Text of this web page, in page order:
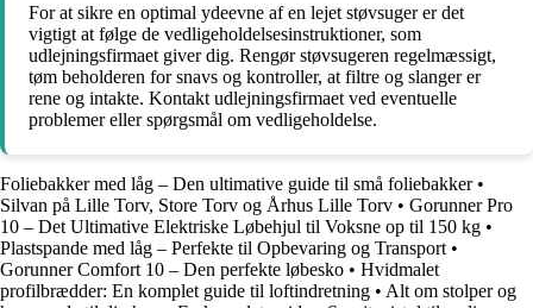
For at sikre en optimal ydeevne af en lejet støvsuger er det
vigtigt at følge de vedligeholdelsesinstruktioner, som
udlejningsfirmaet giver dig. Rengør støvsugeren regelmæssigt,
tøm beholderen for snavs og kontroller, at filtre og slanger er
rene og intakte. Kontakt udlejningsfirmaet ved eventuelle
problemer eller spørgsmål om vedligeholdelse.
Foliebakker med låg – Den ultimative guide til små foliebakker•
Silvan på Lille Torv, Store Torv og Århus Lille Torv • Gorunner Pro
10 – Det Ultimative Elektriske Løbehjul til Voksne op til 150 kg •
Plastspande med låg – Perfekte til Opbevaring og Transport •
Gorunner Comfort 10 – Den perfekte løbesko • Hvidmalet
profilbrædder: En komplet guide til loftindretning • Alt om stolper og